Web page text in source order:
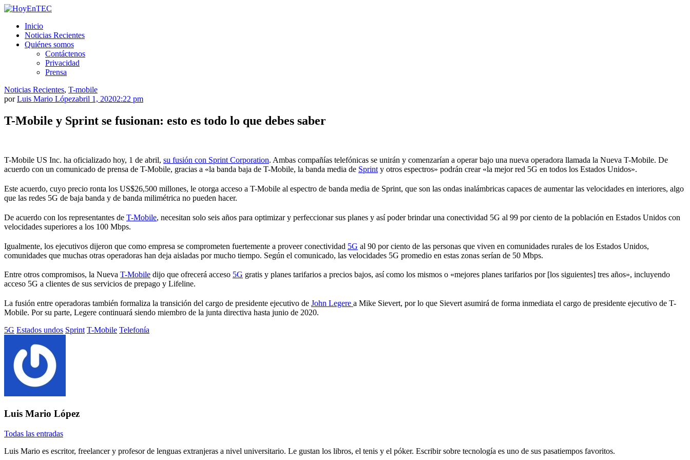
Saltar
contenido.
Inicio
Noticias Recientes
Quiénes somos
Contáctenos
Privacidad
Prensa
Noticias Recientes, T-mobile
porLuis Mario Lópezabril 1, 20202:22 pm
T-Mobile y Sprint se fusionan: esto es todo lo que debes saber
T-Mobile US Inc. ha oficializado hoy, 1 de abril, su fusión con Sprint Corporation. Ambas compañías telefónicas se unirán y comenzarían a operar bajo una nueva operadora llamada la Nueva T-Mobile. De
acuerdo con un comunicado de prensa de T-Mobile, gracias a «la banda baja de T-Mobile, la banda media de Sprint y otros espectros» podrán crear «la mejor red 5G en todos los Estados Unidos».
Este acuerdo, cuyo precio ronta los US$26,500 millones, le otorga acceso a T-Mobile al espectro de banda media de Sprint, que son las ondas inalámbricas capaces de aumentar las velocidades en interiores, algo
que las redes 5G de baja banda y de banda milimétrica no pueden hacer.
De acuerdo con los representantes de T-Mobile, necesitan solo seis años para optimizar y perfeccionar sus planes y así poder brindar una conectividad 5G al 99 por ciento de la población en Estados Unidos con
velocidades superiores a los 100 Mbps.
Igualmente, los ejecutivos dijeron que como empresa se comprometen fuertemente a proveer conectividad 5G al 90 por ciento de las personas que viven en comunidades rurales de los Estados Unidos,
comunidades que muchas otras operadoras han deja aisladas por mucho tiempo. Según el comunicado, las velocidades 5G promedio en estas zonas serían de 50 Mbps.
Entre otros compromisos, la Nueva T-Mobile dijo que ofrecerá acceso 5G gratis y planes tarifarios a precios bajos, así como los mismos o «mejores planes tarifarios por [los siguientes] tres años», incluyendo
acceso 5G a clientes de sus servicios de prepago y Lifeline.
La fusión entre operadoras también formaliza la transición del cargo de presidente ejecutivo de John Legere a Mike Sievert, por lo que Sievert asumirá de forma inmediata el cargo de presidente ejecutivo de T-
Mobile. Por su parte, Legere continuará siendo miembro de la junta directiva hasta junio de 2020.
Etiquetado
5G Estados undos Sprint T-Mobile Telefonía
Luis Mario López
Todas las entradas
Luis Mario es escritor, freelancer y profesor de lenguas extranjeras a nivel universitario. Le gustan los libros, el tenis y el póker. Escribir sobre tecnología es uno de sus pasatiempos favoritos.